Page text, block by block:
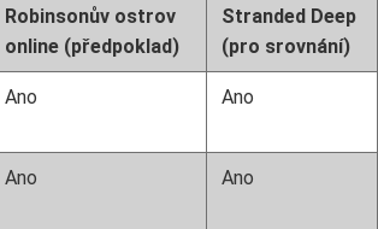
Robinsonův ostrov
online (předpoklad)
Stranded Deep
(pro srovnání)
Ano Ano
Ano Ano